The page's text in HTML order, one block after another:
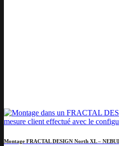
Montage FRACTAL DESIGN North XL –